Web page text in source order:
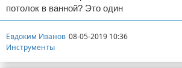
потолок в ванной? Это один
Евдоким Иванов 08-05-2019 10:36
Инструменты